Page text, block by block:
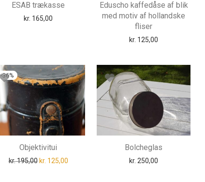
ESAB trækasse
kr. 165,00
Eduscho kaffedåse af blik
med motiv af hollandske
fliser
kr. 125,00
-36%
Objektivitui
kr.195,00 Den oprindelige pris var: kr. 195,00.
kr. 125,00Den aktuelle pris er: kr. 125,00.
Bolcheglas
kr. 250,00